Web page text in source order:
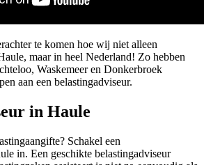
te komen hoe wij niet alleen
maar in heel Nederland! Zo hebben
Waskemeer en Donkerbroek
aan een belastingadviseur.
in Haule
Schakel een
in. Een geschikte belastingadviseur